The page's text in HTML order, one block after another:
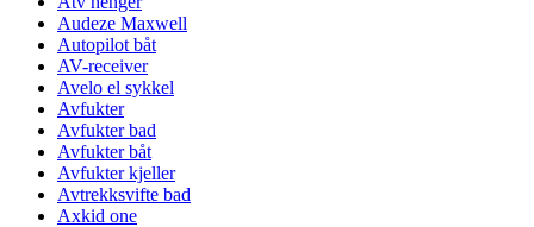
Audeze Maxwell
Autopilot båt
AV-receiver
Avelo el sykkel
Avfukter
Avfukter bad
Avfukter båt
Avfukter kjeller
Avtrekksvifte bad
Axkid one